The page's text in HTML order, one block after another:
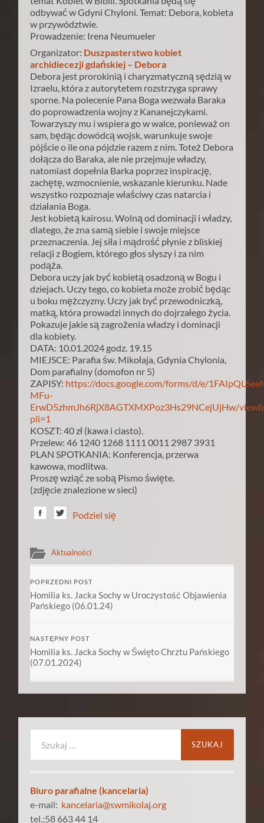
odbywać w Gdyni Chyloni. Temat: Debora, kobieta
w przywództwie.
Prowadzenie: Irena Neumueler
Organizator: Duszpasterstwo kobiet
archidiecezji gdańskiej – Debora
Debora jest prorokinią i charyzmatyczną sędzią w
Izraelu, która z autorytetem rozstrzyga sprawy
sporne. Na polecenie Pana Boga wezwała Baraka
do poprowadzenia wojny z Kananejczykami.
Towarzyszy mu i wspiera go w walce, ponieważ on
sam, będąc dowódcą wojsk, warunkuje swoje
pójście o ile ona pójdzie razem z nim. Toteż Debora
dołącza do Baraka, ale nie przejmuje władzy,
natomiast dopełnia Barka poprzez inspirację,
zachętę, wzmocnienie, wskazanie kierunku. Nade
wszystko rozpoznaje właściwy czas natarcia i
działania Boga.
Jest kobietą kairosu. Wolną od dominacji i władzy,
dlatego, że zna samą siebie i swoje miejsce
przeznaczenia. Jej siła i mądrość płynie z bliskiej
relacji z Bogiem, którego głos słyszy i za nim
podąża.
Debora uczy jak być kobietą osadzoną w Bogu i
dziejach. Uczy tego, co kobieta może zrobić będąc
u boku mężczyzny. Uczy jak być przewodniczką,
matką, która prowadzi innych do dojrzałego życia.
Pokazuje jakie są zagrożenia władzy i dominacji
dla kobiety.
DATA: 10.01.2024 godz. 19.15
MIEJSCE: Parafia św. Mikołaja, Gdynia Chylonia,
Dom parafialny (domofon nr 5)
ZAPISY: https://docs.google.com/forms/d/e/
MFu-
ErwD5zhmJh6RjX8AGTXMXPoz3Hs29NCejUjHw/
pli=1
KOSZT: 40 zł (kawa i ciasto).
Przelew: 46 1240 1268 1111 0011 2987 3931
PLAN SPOTKANIA: Konferencja, przerwa
kawowa, modlitwa.
Proszę wziąć ze sobą Pismo święte.
(zdjęcie znalezione w sieci)
Podziel się
Aktualności
POPRZEDNI POST
Homilia ks. Jacka Sochy w Uroczystość Objawienia
Pańskiego (06.01.24)
NASTĘPNY POST
Homilia ks. Jacka Sochy w Święto Chrztu Pańskiego
(07.01.2024)
Biuro parafialne (kancelaria)
e-mail: kancelaria@swmikolaj.org
tel.:58 663 44 14